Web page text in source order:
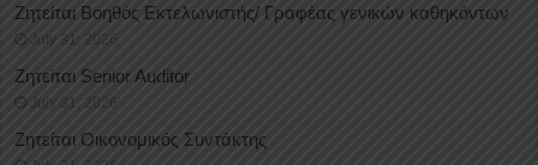
Ζητείται Βοηθός Εκτελωνιστής/ Γραφέας γενικών καθηκόντων
July 31, 2026
Ζητείται Senior Auditor
July 31, 2026
Ζητείται Οικονομικός Συντάκτης